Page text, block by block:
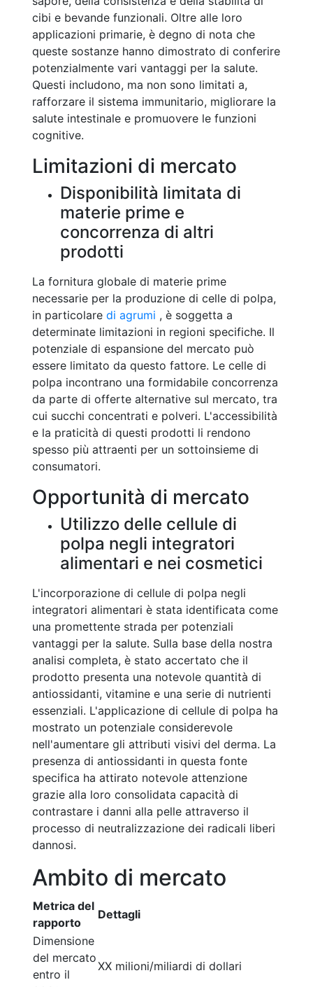
cibi e bevande funzionali. Oltre alle loro
applicazioni primarie, è degno di nota che
queste sostanze hanno dimostrato di conferire
potenzialmente vari vantaggi per la salute.
Questi includono, ma non sono limitati a,
rafforzare il sistema immunitario, migliorare la
salute intestinale e promuovere le funzioni
cognitive.
Limitazioni di mercato
Disponibilità limitata di
materie prime e
concorrenza di altri
prodotti
La fornitura globale di materie prime
necessarie per la produzione di celle di polpa,
in particolare di agrumi , è soggetta a
determinate limitazioni in regioni specifiche. Il
potenziale di espansione del mercato può
essere limitato da questo fattore. Le celle di
polpa incontrano una formidabile concorrenza
da parte di offerte alternative sul mercato, tra
cui succhi concentrati e polveri. L'accessibilità
e la praticità di questi prodotti li rendono
spesso più attraenti per un sottoinsieme di
consumatori.
Opportunità di mercato
Utilizzo delle cellule di
polpa negli integratori
alimentari e nei cosmetici
L'incorporazione di cellule di polpa negli
integratori alimentari è stata identificata come
una promettente strada per potenziali
vantaggi per la salute. Sulla base della nostra
analisi completa, è stato accertato che il
prodotto presenta una notevole quantità di
antiossidanti, vitamine e una serie di nutrienti
essenziali. L'applicazione di cellule di polpa ha
mostrato un potenziale considerevole
nell'aumentare gli attributi visivi del derma. La
presenza di antiossidanti in questa fonte
specifica ha attirato notevole attenzione
grazie alla loro consolidata capacità di
contrastare i danni alla pelle attraverso il
processo di neutralizzazione dei radicali liberi
dannosi.
Ambito di mercato
Metrica del
rapporto
Dettagli
Dimensione
del mercato
entro il
XX milioni/miliardi di dollari